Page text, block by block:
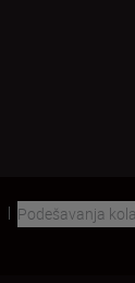
Podešavanja